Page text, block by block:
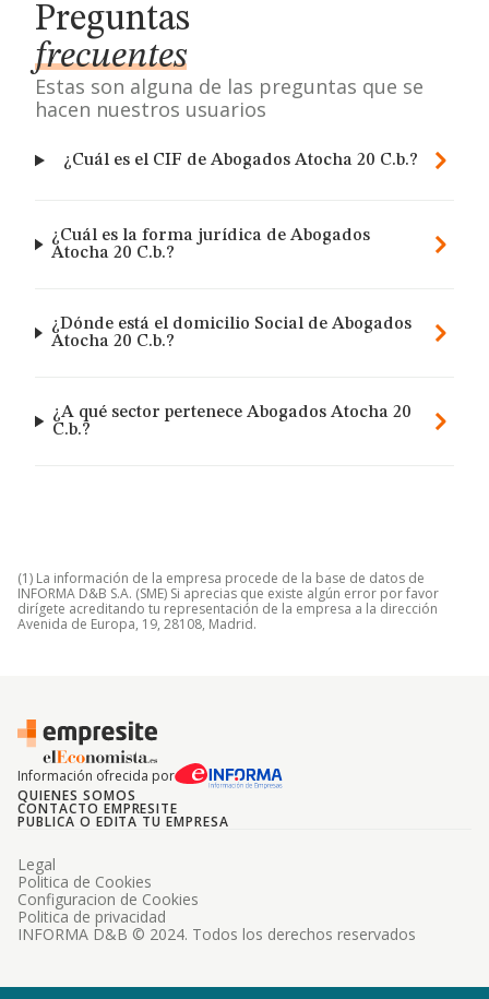
Preguntas
frecuentes
Estas son alguna de las preguntas que se
hacen nuestros usuarios
¿Cuál es el CIF de Abogados Atocha 20 C.b.?
¿Cuál es la forma jurídica de Abogados
Atocha 20 C.b.?
¿Dónde está el domicilio Social de Abogados
Atocha 20 C.b.?
¿A qué sector pertenece Abogados Atocha 20
C.b.?
(1) La información de la empresa procede de la base de datos de
INFORMA D&B S.A. (SME) Si aprecias que existe algún error por favor
dirígete acreditando tu representación de la empresa a la dirección
Avenida de Europa, 19, 28108, Madrid.
Información ofrecida por
QUIENES SOMOS
CONTACTO EMPRESITE
PUBLICA O EDITA TU EMPRESA
INFORMA D&B © 2024. Todos los derechos reservados
Legal
Politica de Cookies
Configuracion de Cookies
Politica de privacidad